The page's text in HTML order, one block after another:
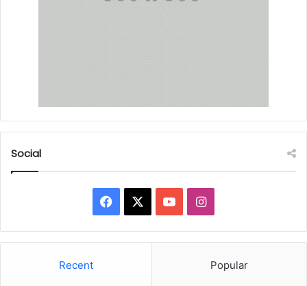
Social
Facebook YouTubeInstagram
Recent Popular